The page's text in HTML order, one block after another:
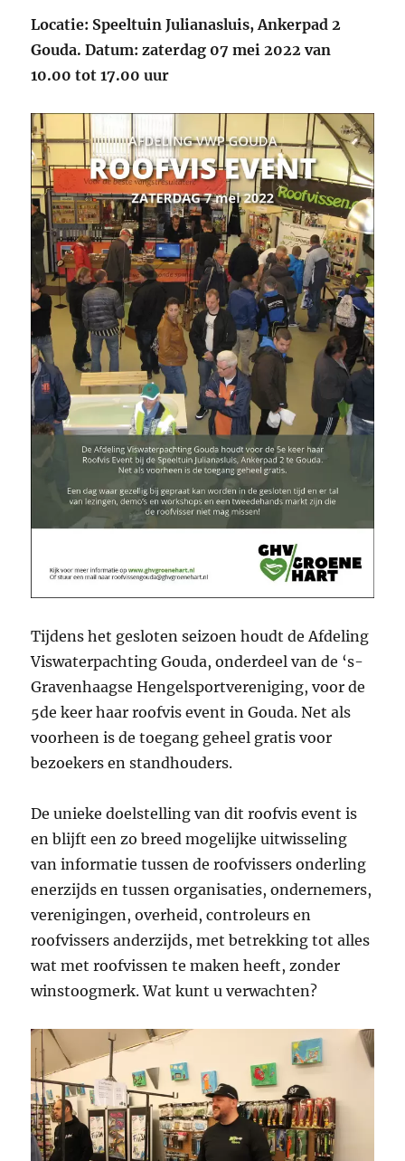
Locatie: Speeltuin Julianasluis, Ankerpad 2
Gouda. Datum: zaterdag 07 mei 2022 van
10.00 tot 17.00 uur
Tijdens het gesloten seizoen houdt de Afdeling
Viswaterpachting Gouda, onderdeel van de ‘s-
Gravenhaagse Hengelsportvereniging, voor de
5de keer haar roofvis event in Gouda. Net als
voorheen is de toegang geheel gratis voor
bezoekers en standhouders.
De unieke doelstelling van dit roofvis event is
en blijft een zo breed mogelijke uitwisseling
van informatie tussen de roofvissers onderling
enerzijds en tussen organisaties, ondernemers,
verenigingen, overheid, controleurs en
roofvissers anderzijds, met betrekking tot alles
wat met roofvissen te maken heeft, zonder
winstoogmerk. Wat kunt u verwachten?